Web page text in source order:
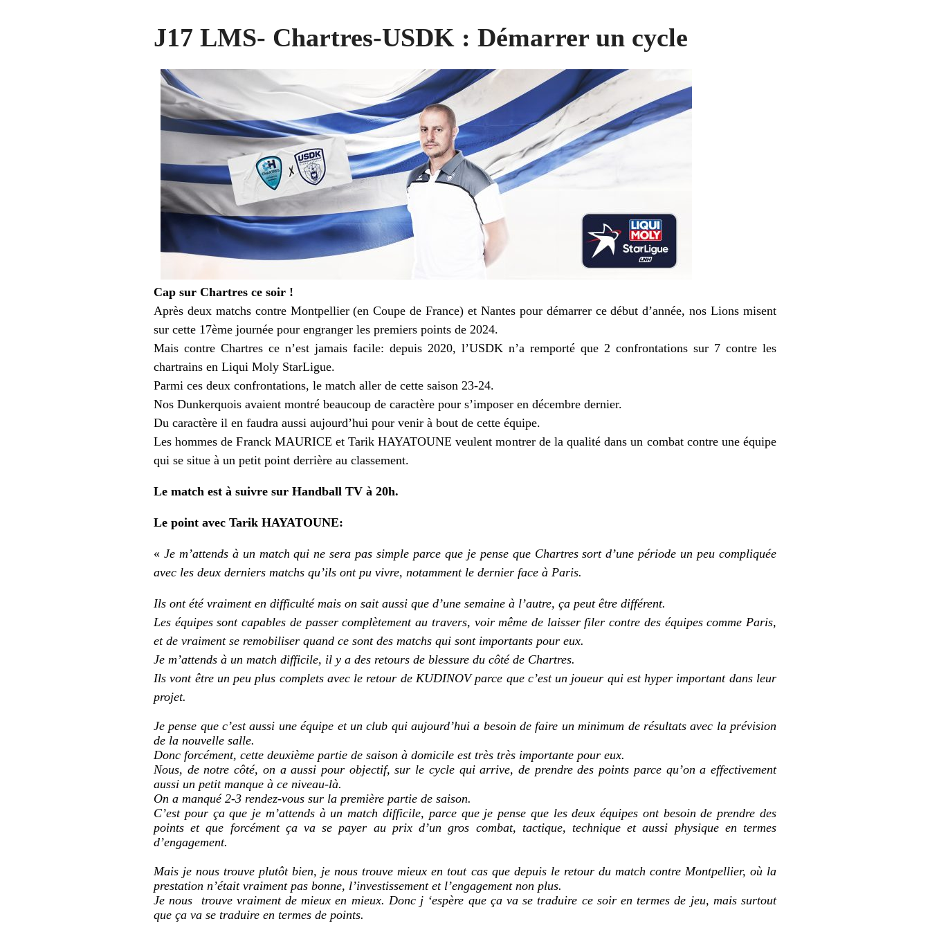
J17 LMS- Chartres-USDK : Démarrer un cycle
Cap sur Chartres ce soir !
Après deux matchs contre Montpellier (en Coupe de France) et Nantes pour démarrer ce début d’année, nos Lions misent
sur cette 17ème journée pour engranger les premiers points de 2024.
Mais contre Chartres ce n’est jamais facile: depuis 2020, l’USDK n’a remporté que 2 confrontations sur 7 contre les
chartrains en Liqui Moly StarLigue.
Parmi ces deux confrontations, le match aller de cette saison 23-24.
Nos Dunkerquois avaient montré beaucoup de caractère pour s’imposer en décembre dernier.
Du caractère il en faudra aussi aujourd’hui pour venir à bout de cette équipe.
Les hommes de Franck MAURICE et Tarik HAYATOUNE veulent montrer de la qualité dans un combat contre une équipe
qui se situe à un petit point derrière au classement.
Le match est à suivre sur Handball TV à 20h.
Le point avec Tarik HAYATOUNE:
« Je m’attends à un match qui ne sera pas simple parce que je pense que Chartres sort d’une période un peu compliquée
avec les deux derniers matchs qu’ils ont pu vivre, notamment le dernier face à Paris.
Ils ont été vraiment en difficulté mais on sait aussi que d’une semaine à l’autre, ça peut être différent.
Les équipes sont capables de passer complètement au travers, voir même de laisser filer contre des équipes comme Paris,
et de vraiment se remobiliser quand ce sont des matchs qui sont importants pour eux.
Je m’attends à un match difficile, il y a des retours de blessure du côté de Chartres.
Ils vont être un peu plus complets avec le retour de KUDINOV parce que c’est un joueur qui est hyper important dans leur
projet.
Je pense que c’est aussi une équipe et un club qui aujourd’hui a besoin de faire un minimum de résultats avec la prévision
de la nouvelle salle.
Donc forcément, cette deuxième partie de saison à domicile est très très importante pour eux.
Nous, de notre côté, on a aussi pour objectif, sur le cycle qui arrive, de prendre des points parce qu’on a effectivement
aussi un petit manque à ce niveau-là.
On a manqué 2-3 rendez-vous sur la première partie de saison.
C’est pour ça que je m’attends à un match difficile, parce que je pense que les deux équipes ont besoin de prendre des
points et que forcément ça va se payer au prix d’un gros combat, tactique, technique et aussi physique en termes
d’engagement.
Mais je nous trouve plutôt bien, je nous trouve mieux en tout cas que depuis le retour du match contre Montpellier, où la
prestation n’était vraiment pas bonne, l’investissement et l’engagement non plus.
Je nous trouve vraiment de mieux en mieux. Donc j ‘espère que ça va se traduire ce soir en termes de jeu, mais surtout
que ça va se traduire en termes de points.